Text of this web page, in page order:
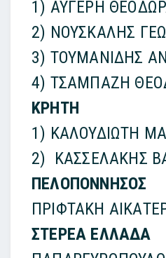
1) ΑΥΓΕΡΗ
2) ΝΟΥΣΚΑΛΗΣ
3) ΤΟΥΜΑΝΙΔΗΣ
4) ΤΣΑΜΠΑΖΗ
ΚΡΗΤΗ
1) ΚΑΛΟΥΔΙΩΤΗ
2) ΚΑΣΣΕΛΑΚΗΣ
ΠΕΛΟΠΟΝΝΗΣΟΣ
ΠΡΙΦΤΑΚΗ
ΣΤΕΡΕΑ ΕΛΛΑΔΑ